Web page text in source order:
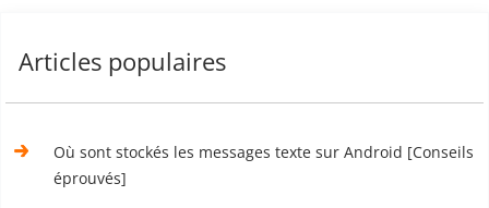
Articles populaires
Où sont stockés les messages texte sur Android [Conseils
éprouvés]